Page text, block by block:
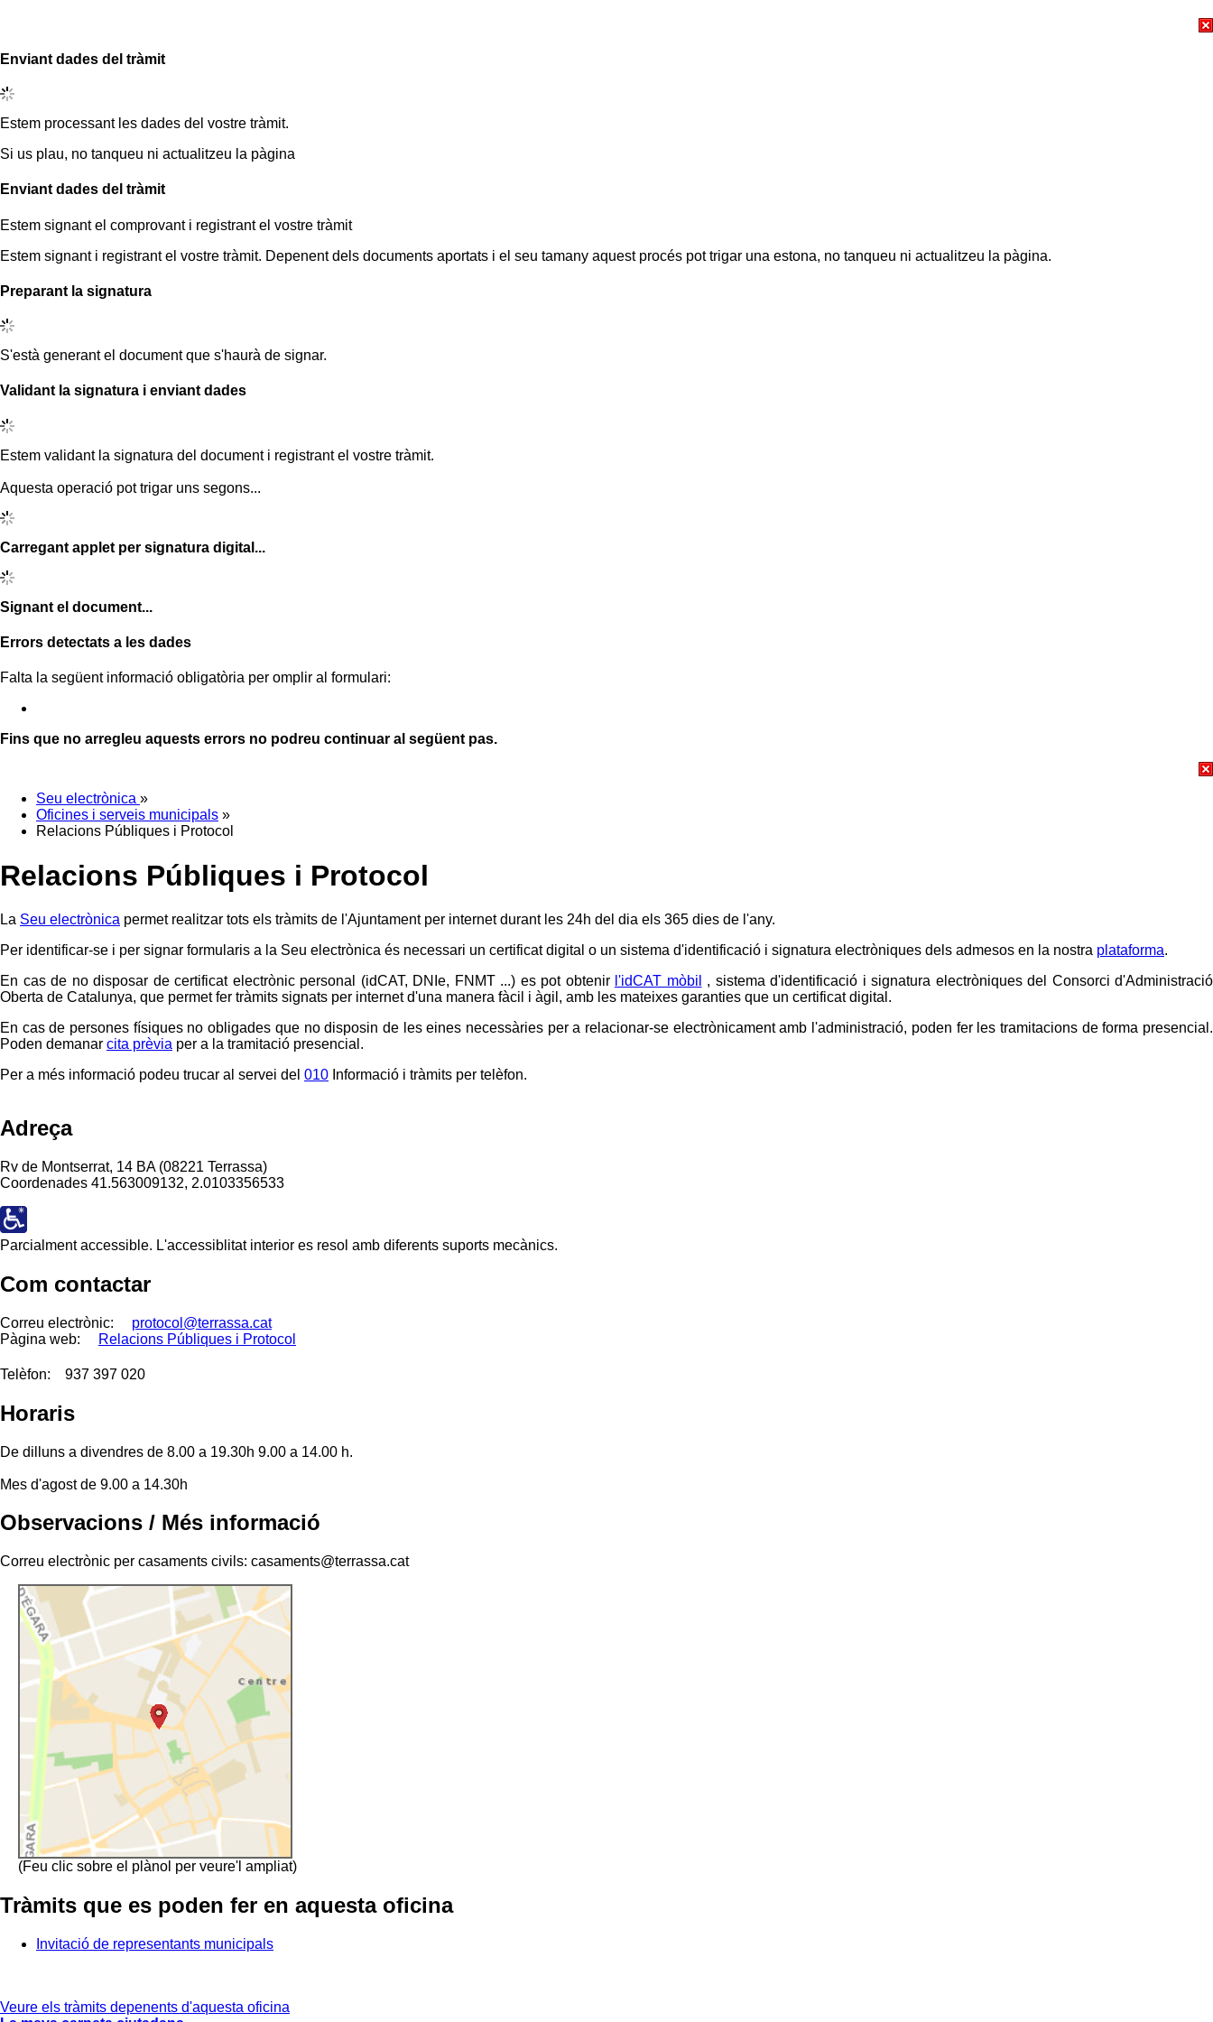
Enviant dades del tràmit
Estem processant les dades del vostre tràmit.
Si us plau, no tanqueu ni actualitzeu la pàgina
Enviant dades del tràmit
Estem signant el comprovant i registrant el vostre tràmit
Estem signant i registrant el vostre tràmit. Depenent dels documents aportats i el seu tamany aquest procés pot trigar una estona, no tanqueu ni actualitzeu la pàgina.
Preparant la signatura
S'està generant el document que s'haurà de signar.
Validant la signatura i enviant dades
Estem validant la signatura del document i registrant el vostre tràmit.
Aquesta operació pot trigar uns segons...
Carregant applet per signatura digital...
Signant el document...
Errors detectats a les dades
Falta la següent informació obligatòria per omplir al formulari:
Fins que no arregleu aquests errors no podreu continuar al següent pas.
Seu electrònica »
Oficines i serveis municipals »
Relacions Públiques i Protocol
Relacions Públiques i Protocol
La Seu electrònica permet realitzar tots els tràmits de l'Ajuntament per internet durant les 24h del dia els 365 dies de l'any.
Per identificar-se i per signar formularis a la Seu electrònica és necessari un certificat digital o un sistema d'identificació i signatura electròniques dels admesos en la nostra plataforma.
En cas de no disposar de certificat electrònic personal (idCAT, DNIe, FNMT ...) es pot obtenir l'idCAT mòbil
, sistema d'identificació i signatura electròniques del Consorci d'Administració
Oberta de Catalunya, que permet fer tràmits signats per internet d'una manera fàcil i àgil, amb les mateixes garanties que un certificat digital.
En cas de persones físiques no obligades que no disposin de les eines necessàries per a relacionar-se electrònicament amb l'administració, poden fer les tramitacions de forma presencial.
Poden demanar cita prèvia per a la tramitació presencial.
Per a més informació podeu trucar al servei del 010 Informació i tràmits per telèfon.
Adreça
Rv de Montserrat, 14 BA (08221 Terrassa)
Coordenades 41.563009132, 2.0103356533
Parcialment accessible. L'accessiblitat interior es resol amb diferents suports mecànics.
Com contactar
Correu electrònic:
protocol@terrassa.cat
Pàgina web:
Relacions Públiques i Protocol
Telèfon: 937 397 020
Horaris
De dilluns a divendres de 8.00 a 19.30h 9.00 a 14.00 h.
Mes d'agost de 9.00 a 14.30h
Observacions / Més informació
Correu electrònic per casaments civils: casaments@terrassa.cat
(Feu clic sobre el plànol per veure'l ampliat)
Tràmits que es poden fer en aquesta oficina
Invitació de representants municipals
Veure els tràmits depenents d'aquesta oficina